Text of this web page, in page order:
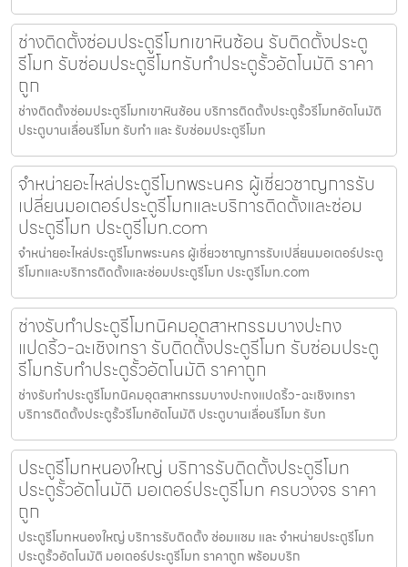
ช่างติดตั้งซ่อมประตูรีโมทเขาหินซ้อน รับติดตั้งประตู
รีโมท รับซ่อมประตูรีโมทรับทำประตูรั้วอัตโนมัติ ราคา
ถูก
ช่างติดตั้งซ่อมประตูรีโมทเขาหินซ้อน บริการติดตั้งประตูรั้วรีโมทอัตโนมัติ
ประตูบานเลื่อนรีโมท รับทำ และ รับซ่อมประตูรีโมท
จำหน่ายอะไหล่ประตูรีโมทพระนคร ผู้เชี่ยวชาญการรับ
เปลี่ยนมอเตอร์ประตูรีโมทและบริการติดตั้งและซ่อม
ประตูรีโมท ประตูรีโมท.com
จำหน่ายอะไหล่ประตูรีโมทพระนคร ผู้เชี่ยวชาญการรับเปลี่ยนมอเตอร์ประตู
รีโมทและบริการติดตั้งและซ่อมประตูรีโมท ประตูรีโมท.com
ช่างรับทำประตูรีโมทนิคมอุตสาหกรรมบางปะกง
แปดริ้ว-ฉะเชิงเทรา รับติดตั้งประตูรีโมท รับซ่อมประตู
รีโมทรับทำประตูรั้วอัตโนมัติ ราคาถูก
ช่างรับทำประตูรีโมทนิคมอุตสาหกรรมบางปะกงแปดริ้ว-ฉะเชิงเทรา
บริการติดตั้งประตูรั้วรีโมทอัตโนมัติ ประตูบานเลื่อนรีโมท รับท
ประตูรีโมทหนองใหญ่ บริการรับติดตั้งประตูรีโมท
ประตูรั้วอัตโนมัติ มอเตอร์ประตูรีโมท ครบวงจร ราคา
ถูก
ประตูรีโมทหนองใหญ่ บริการรับติดตั้ง ซ่อมแซม และ จำหน่ายประตูรีโมท
ประตูรั้วอัตโนมัติ มอเตอร์ประตูรีโมท ราคาถูก พร้อมบริก